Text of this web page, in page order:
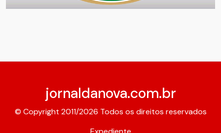
jornaldanova.com.br
© Copyright 2011/2026 Todos os direitos reservados